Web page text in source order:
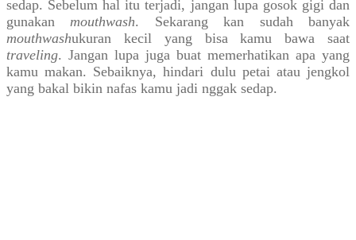
sedap. Sebelum hal itu terjadi, jangan lupa gosok gigi dan
gunakanmouthwash. Sekarang kan sudah banyak
mouthwashukuran kecil yang bisa kamu bawa saat
traveling. Jangan lupa juga buat memerhatikan apa yang
kamu makan. Sebaiknya, hindari dulu petai atau jengkol
yang bakal bikin nafas kamu jadi nggak sedap.